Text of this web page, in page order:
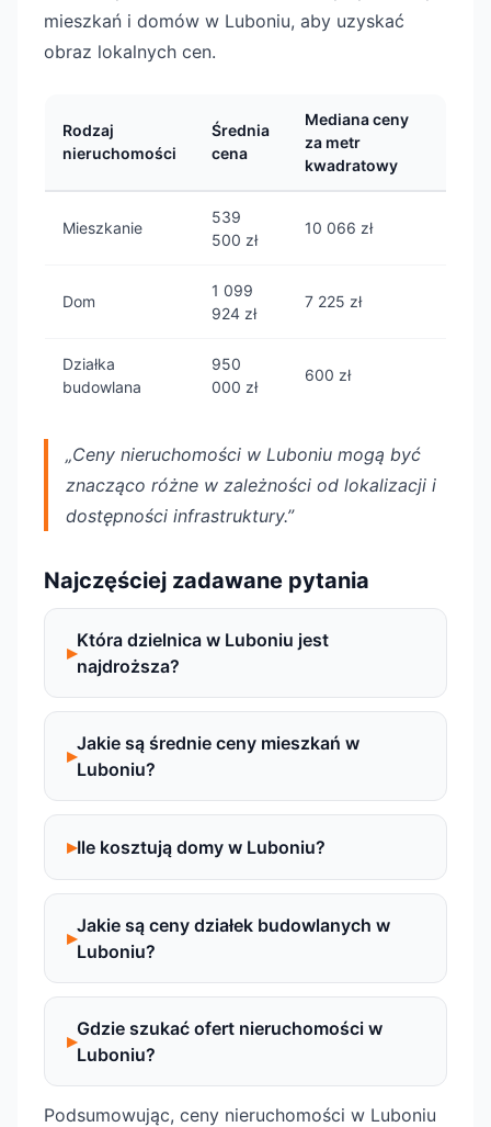
mieszkań i domów w Luboniu, aby uzyskać
obraz lokalnych cen.
Rodzaj
nieruchomości
Średnia
cena
Mediana ceny
za metr
kwadratowy
Mieszkanie
539
500 zł
10 066 zł
Dom
1 099
924 zł
7 225 zł
Działka
budowlana
950
000 zł
600 zł
„Ceny nieruchomości w Luboniu mogą być
znacząco różne w zależności od lokalizacji i
dostępności infrastruktury.”
Najczęściej zadawane pytania
Która dzielnica w Luboniu jest
najdroższa?
Jakie są średnie ceny mieszkań w
Luboniu?
Ile kosztują domy w Luboniu?
Jakie są ceny działek budowlanych w
Luboniu?
Gdzie szukać ofert nieruchomości w
Luboniu?
Podsumowując, ceny nieruchomości w Luboniu